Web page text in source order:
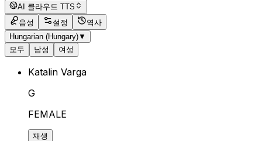
AI 클라우드 TTS
음성
설정
역사
Hungarian (Hungary)▼
모두
남성 여성
Katalin Varga
G
FEMALE
재생